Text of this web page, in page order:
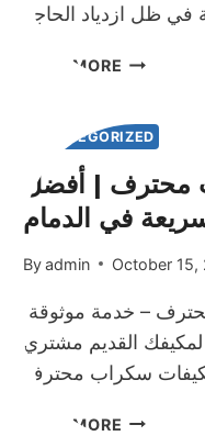
READ MORE مشتري
الهواء
الدمام
–
سريع
نقدية
فورية
UNCATEGORIZED
محترف | أفضل
في الدمام
Byadmin October 15,
القديم مشتري
READ MORE مشتري